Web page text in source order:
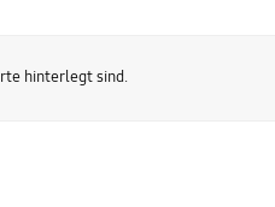
hinterlegt sind.